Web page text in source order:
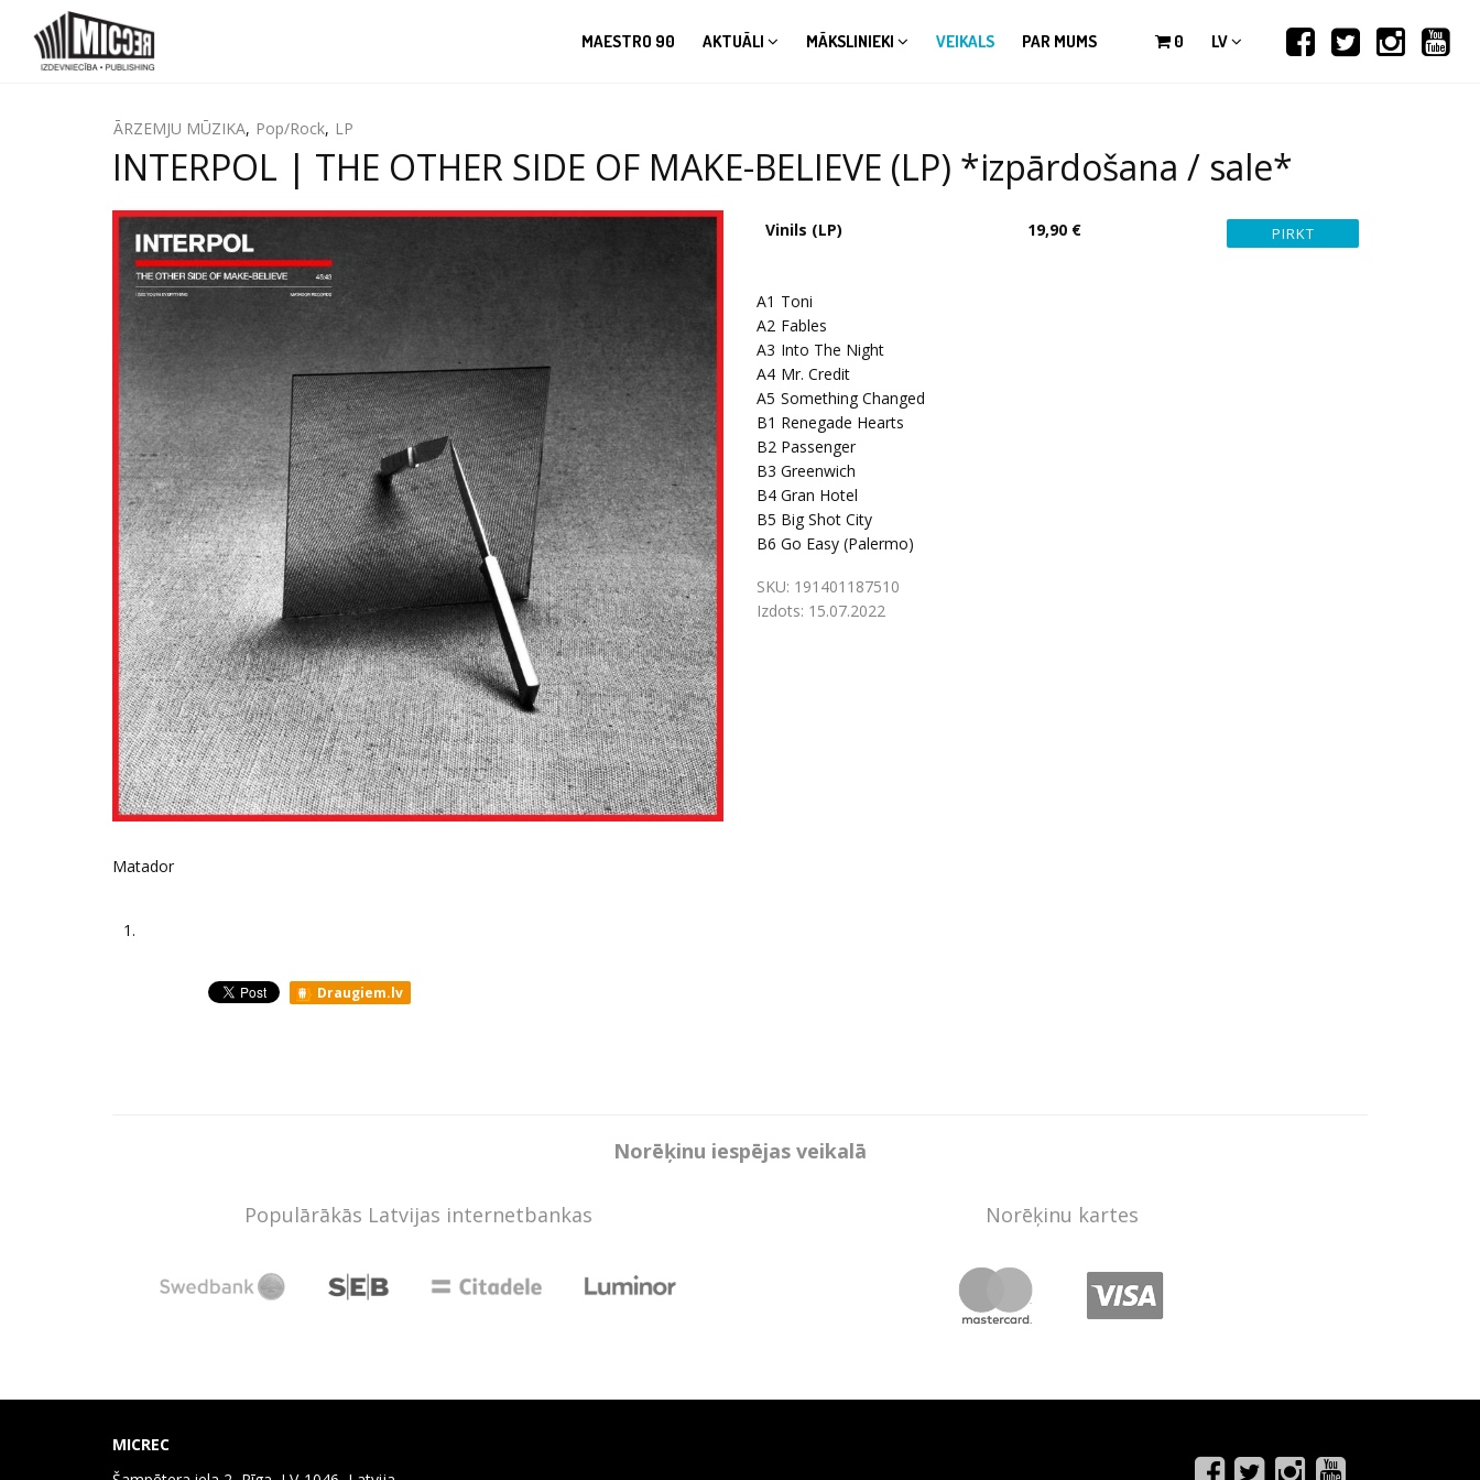
MAESTRO 90 AKTUĀLI MĀKSLINIEKI VEIKALS PAR MUMS 0 LV
ĀRZEMJU MŪZIKA, Pop/Rock, LP
INTERPOL | THE OTHER SIDE OF MAKE-BELIEVE (LP) *izpārdošana / sale*
Vinils (LP) 19,90 €
A1 Toni
A2 Fables
A3 Into The Night
A4 Mr. Credit
A5 Something Changed
B1 Renegade Hearts
B2 Passenger
B3 Greenwich
B4 Gran Hotel
B5 Big Shot City
B6 Go Easy (Palermo)
SKU: 191401187510
Izdots: 15.07.2022
Matador
1.
Draugiem.lv
Norēķinu iespējas veikalā
Populārākās Latvijas internetbankas Norēķinu kartes
MICREC